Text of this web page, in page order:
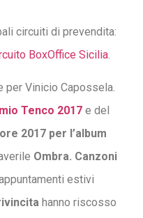
circuiti di prevendita:
BoxOffice Sicilia
per Vinicio Capossela.
Tenco 2017 e del
2017 per l’album
Ombra. Canzoni
estivi
hanno riscosso